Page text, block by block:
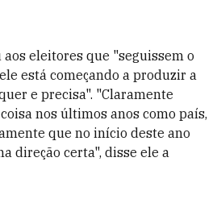
eleitores que "seguissem o
está começando a produzir a
e precisa". "Claramente
nos últimos anos como país,
que no início deste ano
direção certa", disse ele a